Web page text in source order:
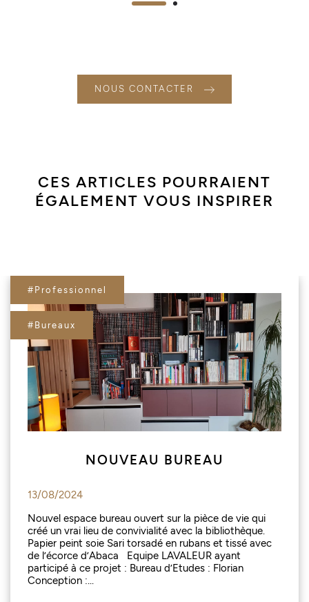
NOUS CONTACTER
CES ARTICLES POURRAIENT
ÉGALEMENT VOUS INSPIRER
#Professionnel
#Bureaux
NOUVEAU BUREAU
13/08/2024
Nouvel espace bureau ouvert sur la pièce de vie qui
créé un vrai lieu de convivialité avec la bibliothèque.
Papier peint soie Sari torsadé en rubans et tissé avec
de l’écorce d’Abaca Equipe LAVALEUR ayant
participé à ce projet : Bureau d’Etudes : Florian
Conception :...